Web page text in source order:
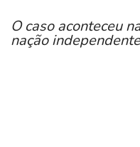
O caso aconteceu
nação